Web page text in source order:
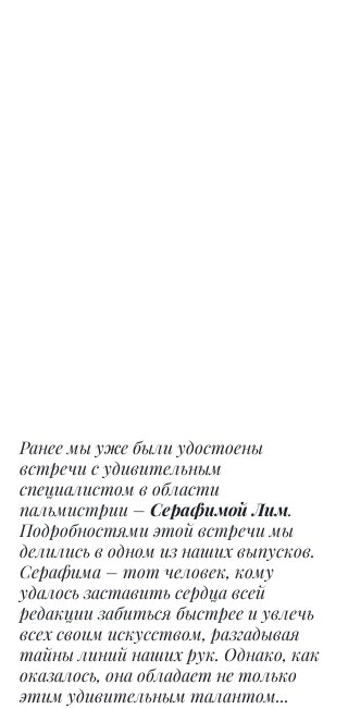
Ранее мы уже были удостоены
встречи с удивительным
специалистом в области
пальмистрии – Серафимой Лим.
Подробностями этой встречи мы
делились в одном из наших выпусков.
Серафима – тот человек, кому
удалось заставить сердца всей
редакции забиться быстрее и увлечь
всех своим искусством, разгадывая
тайны линий наших рук. Однако, как
оказалось, она обладает не только
этим удивительным талантом...